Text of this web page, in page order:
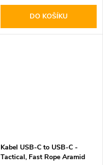
DO KOŠÍKU
Kabel USB-C to USB-C -
Tactical, Fast Rope Aramid